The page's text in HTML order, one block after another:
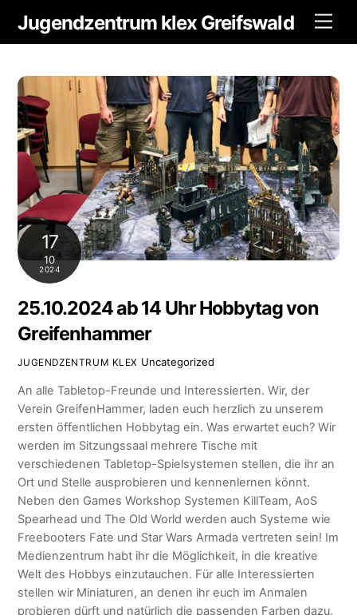
content
Jugendzentrum klex Greifswald
17
10
2024
25.10.2024 ab 14 Uhr Hobbytag von
Greifenhammer
JUGENDZENTRUM KLEX Uncategorized
An alle Tabletop-Freunde und Interessierten. Wir, der
Verein GreifenHammer, laden euch herzlich zu unserem
ersten öffentlichen Hobbytag ein. Was erwartet euch? Wir
werden im Sitzungssaal mehrere Tische mit
verschiedenen Tabletop-Spielsystemen stellen, die ihr an
Ort und Stelle ausprobieren und kennenlernen könnt.
Neben den Games Workshop Systemen KillTeam, AoS
Spearhead und The Old World werden auch Systeme wie
Freebooters Fate und Star Wars Armada vertreten sein! Im
Medienzentrum habt ihr die Möglichkeit, in die kreative
Welt des Hobbys einzutauchen. Für alle Interessierten
stellen wir Miniaturen, an denen ihr euch im Anmalen
probieren dürft und natürlich die passenden Farben dazu.